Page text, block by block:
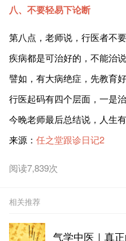
八、不要轻易下论断
第八点，老师说，行医者不
疾病都是可治好的，不能治
譬如，有大病绝症，先教育
行医起码有四个层面，一是
今晚老师最后总结说，人生
来源： 任之堂跟诊日记2
阅读7,839次
相关推荐
气学中医｜真